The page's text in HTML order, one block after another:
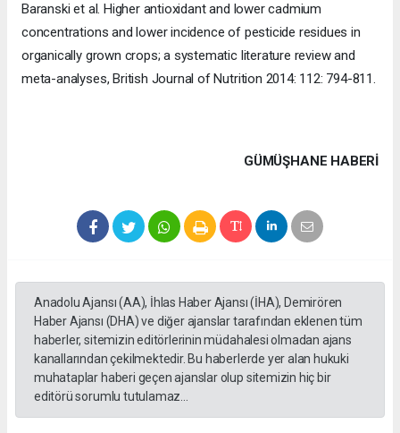
Baranski et al. Higher antioxidant and lower cadmium
concentrations and lower incidence of pesticide residues in
organically grown crops; a systematic literature review and
meta-analyses, British Journal of Nutrition 2014: 112: 794-811.
GÜMÜŞHANE HABERİ
Anadolu Ajansı (AA), İhlas Haber Ajansı (İHA), Demirören
Haber Ajansı (DHA) ve diğer ajanslar tarafından eklenen tüm
haberler, sitemizin editörlerinin müdahalesi olmadan ajans
kanallarından çekilmektedir. Bu haberlerde yer alan hukuki
muhataplar haberi geçen ajanslar olup sitemizin hiç bir
editörü sorumlu tutulamaz...